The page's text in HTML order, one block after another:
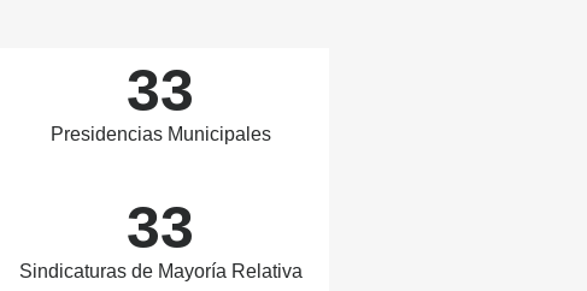
Presidencias Municipales
33
Sindicaturas de Mayoría Relativa
33